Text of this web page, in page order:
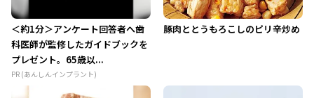
＜約1分＞アンケート回答者へ歯
科医師が監修したガイドブックを
プレゼント。65歳以...
PR (あんしんインプラント)
豚肉ととうもろこしのピリ辛炒め